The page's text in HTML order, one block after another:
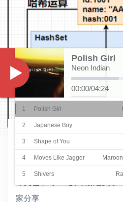
学习
一道有意思的java集合练
Shine_Light 发表于 2022-02-28
今天在学习Java的时候,看到
家分享
Music
Polish Girl
Neon Indian
00:00/04:24
1 Polish Girl
2 Japanese Boy
3 Shape of You
4 Moves Like Jagger
5 Shivers